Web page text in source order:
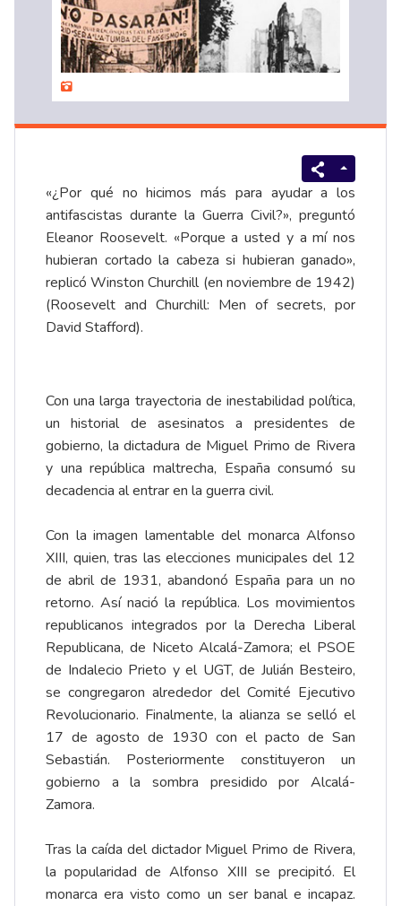
«¿Por qué no hicimos más para ayudar a los
antifascistas durante la Guerra Civil?», preguntó
Eleanor Roosevelt. «Porque a usted y a mí nos
hubieran cortado la cabeza si hubieran ganado»,
replicó Winston Churchill (en noviembre de 1942)
(Roosevelt and Churchill: Men of secrets, por
David Stafford).
Con una larga trayectoria de inestabilidad política,
un historial de asesinatos a presidentes de
gobierno, la dictadura de Miguel Primo de Rivera
y una república maltrecha, España consumó su
decadencia al entrar en la guerra civil.
Con la imagen lamentable del monarca Alfonso
XIII, quien, tras las elecciones municipales del 12
de abril de 1931, abandonó España para un no
retorno. Así nació la república. Los movimientos
republicanos integrados por la Derecha Liberal
Republicana, de Niceto Alcalá-Zamora; el PSOE
de Indalecio Prieto y el UGT, de Julián Besteiro,
se congregaron alrededor del Comité Ejecutivo
Revolucionario. Finalmente, la alianza se selló el
17 de agosto de 1930 con el pacto de San
Sebastián. Posteriormente constituyeron un
gobierno a la sombra presidido por Alcalá-
Zamora.
Tras la caída del dictador Miguel Primo de Rivera,
la popularidad de Alfonso XIII se precipitó. El
monarca era visto como un ser banal e incapaz.